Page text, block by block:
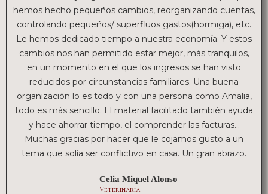
hemos hecho pequeños cambios, reorganizando cuentas,
controlando pequeños/ superfluos gastos(hormiga), etc.
Le hemos dedicado tiempo a nuestra economía. Y estos
cambios nos han permitido estar mejor, más tranquilos,
en un momento en el que los ingresos se han visto
reducidos por circunstancias familiares. Una buena
organización lo es todo y con una persona como Amalia,
todo es más sencillo. El material facilitado también ayuda
y hace ahorrar tiempo, el comprender las facturas…
Muchas gracias por hacer que le cojamos gusto a un
tema que solía ser conflictivo en casa. Un gran abrazo.
Celia Miquel Alonso
Veterinaria